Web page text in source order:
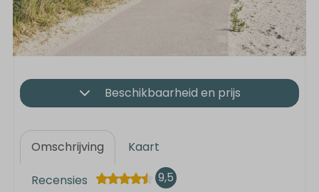
Beschikbaarheid en prijs
Omschrijving Kaart
Recensies 9,5